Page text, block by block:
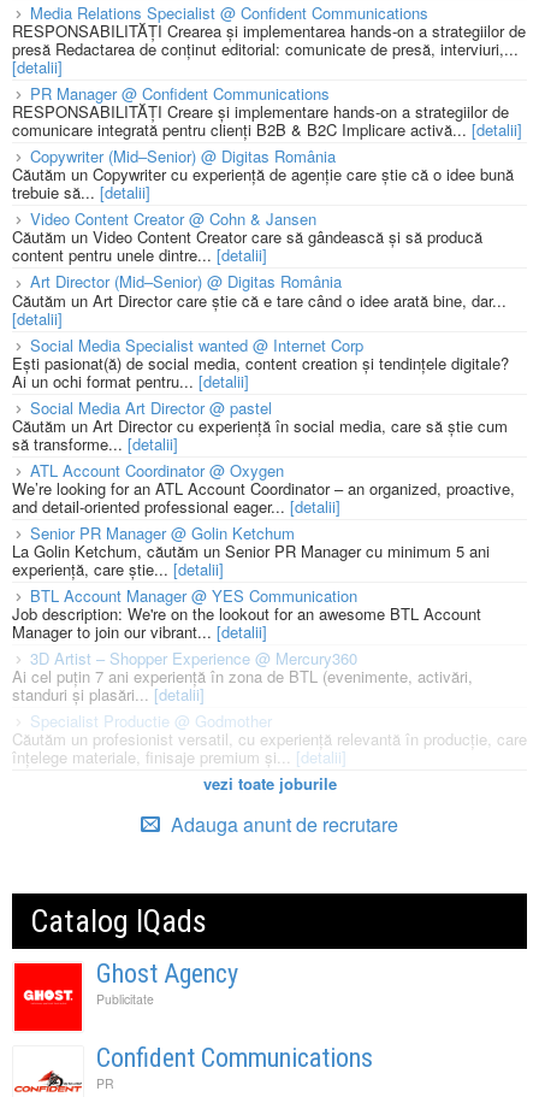
Media Relations Specialist @ Confident Communications
RESPONSABILITĂȚI Crearea și implementarea hands-on a strategiilor de
presă Redactarea de conținut editorial: comunicate de presă, interviuri,...
[detalii]
PR Manager @ Confident Communications
RESPONSABILITĂȚI Creare și implementare hands-on a strategiilor de
comunicare integrată pentru clienți B2B & B2C Implicare activă... [detalii]
Copywriter (Mid–Senior) @ Digitas România
Căutăm un Copywriter cu experiență de agenție care știe că o idee bună
trebuie să... [detalii]
Video Content Creator @ Cohn & Jansen
Căutăm un Video Content Creator care să gândească și să producă
content pentru unele dintre... [detalii]
Art Director (Mid–Senior) @ Digitas România
Căutăm un Art Director care știe că e tare când o idee arată bine, dar...
[detalii]
Social Media Specialist wanted @ Internet Corp
Ești pasionat(ă) de social media, content creation și tendințele digitale?
Ai un ochi format pentru... [detalii]
Social Media Art Director @ pastel
Căutăm un Art Director cu experiență în social media, care să știe cum
să transforme... [detalii]
ATL Account Coordinator @ Oxygen
We’re looking for an ATL Account Coordinator – an organized, proactive,
and detail-oriented professional eager... [detalii]
Senior PR Manager @ Golin Ketchum
La Golin Ketchum, căutăm un Senior PR Manager cu minimum 5 ani
experiență, care știe... [detalii]
BTL Account Manager @ YES Communication
Job description: We're on the lookout for an awesome BTL Account
Manager to join our vibrant... [detalii]
3D Artist – Shopper Experience @ Mercury360
Ai cel puțin 7 ani experiență în zona de BTL (evenimente, activări,
standuri și plasări...[detalii]
Specialist Productie @ Godmother
Căutăm un profesionist versatil, cu experiență relevantă în producție, care
înțelege materiale, finisaje premium și... [detalii]
vezi toate joburile
Adauga anunt de recrutare
Catalog IQads
Ghost Agency
Publicitate
Confident Communications
PR